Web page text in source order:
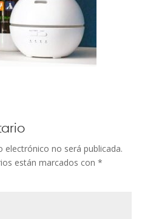
electrónico no será publicada.
están marcados con *